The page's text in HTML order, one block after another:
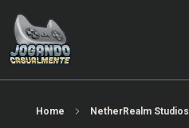
Home NetherRealm Studios